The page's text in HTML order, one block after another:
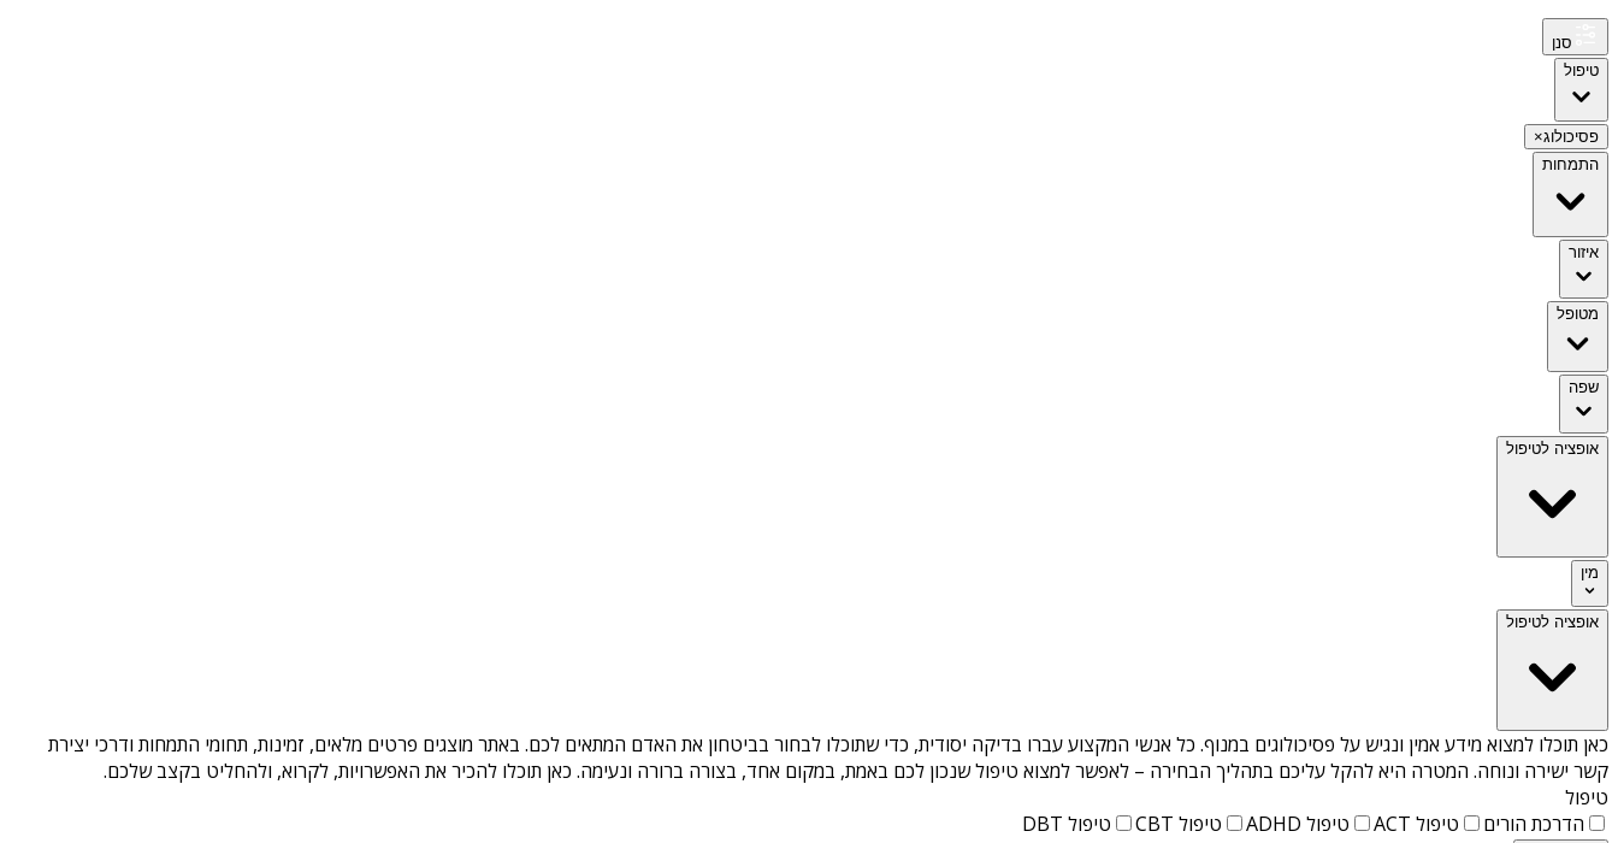
סנן
טיפול
פסיכולוג×
התמחות
איזור
מטופל
שפה
אופציה לטיפול
מין
אופציה לטיפול
כאן תוכלו למצוא מידע אמין ונגיש על פסיכולוגים במנוף. כל אנשי המקצוע עברו בדיקה יסודית, כדי שתוכלו לבחור בביטחון את האדם המתאים לכם. באתר מוצגים פרטים מלאים, זמינות, תחומי התמחות ודרכי יצירת
קשר ישירה ונוחה. המטרה היא להקל עליכם בתהליך הבחירה – לאפשר למצוא טיפול שנכון לכם באמת, במקום אחד, בצורה ברורה ונעימה. כאן תוכלו להכיר את האפשרויות, לקרוא, ולהחליט בקצב שלכם.
טיפול
הדרכת הורים
טיפול ACT טיפול ADHD טיפול CBT טיפול DBT